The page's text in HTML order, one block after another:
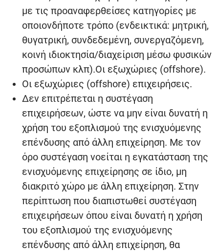
με τις προαναφερθείσες κατηγορίες με
οποιονδήποτε τρόπο (ενδεικτικά: μητρική,
θυγατρική, συνδεδεμένη, συνεργαζόμενη,
κοινή ιδιοκτησία/διαχείριση μέσω φυσικών
προσώπων κλπ).Οι εξωχώριες (offshore).
Οι εξωχώριες (offshore) επιχειρήσεις.
Δεν επιτρέπεται η συστέγαση
επιχειρήσεων, ώστε να μην είναι δυνατή η
χρήση του εξοπλισμού της ενισχυόμενης
επένδυσης από άλλη επιχείρηση. Με τον
όρο συστέγαση νοείται η εγκατάσταση της
ενισχυόμενης επιχείρησης σε ίδιο, μη
διακριτό χώρο με άλλη επιχείρηση. Στην
περίπτωση που διαπιστωθεί συστέγαση
επιχειρήσεων όπου είναι δυνατή η χρήση
του εξοπλισμού της ενισχυόμενης
επένδυσης από άλλη επιχείρηση, θα